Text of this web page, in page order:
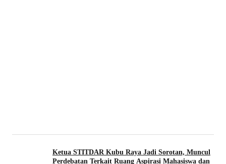
Ketua STITDAR Kubu Raya Jadi Sorotan, Muncul
Perdebatan Terkait Ruang Aspirasi Mahasiswa dan